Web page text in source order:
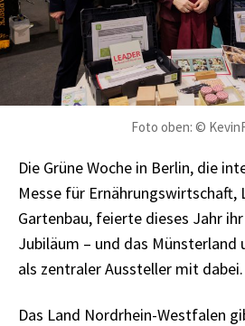
Foto oben: ©
Die Grüne Woche in Berlin, die
Messe für Ernährungswirtschaft,
Gartenbau, feierte dieses Jahr
Jubiläum – und das Münsterland
als zentraler Aussteller mit dabei.
Das Land Nordrhein-Westfalen